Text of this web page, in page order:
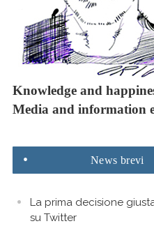
Knowledge and
Media and information
News brevi
La prima decisione
su Twitter